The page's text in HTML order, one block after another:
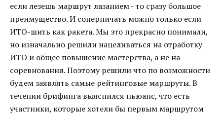
если лезешь маршрут лазанием - то сразу большое
преимущество. И соперничать можно только если
ИТО-шить как ракета. Мы это прекрасно понимали,
но изначально решили нацеливаться на отработку
ИТО и общее повышение мастерства, а не на
соревнования. Поэтому решили что по возможности
будем заявлять самые рейтинговые маршруты. В
течении брифинга выяснился ньюанс, что есть
участники, которые хотели бы первым маршрутом